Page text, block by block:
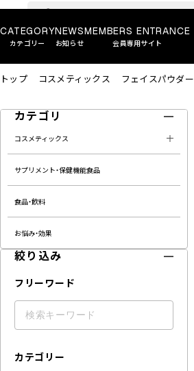
CATEGORY
カテゴリー
NEWS
お知らせ
MEMBERS ENTRANCE
会員専用サイト
トップ コスメティックス フェイスパウダー
カテゴリ
コスメティックス
サプリメント・保健機能食品
食品・飲料
お悩み・効果
絞り込み
フリーワード
カテゴリー